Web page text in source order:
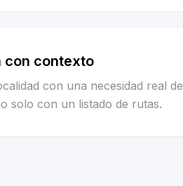
con contexto
con una necesidad real de
solo con un listado de rutas.